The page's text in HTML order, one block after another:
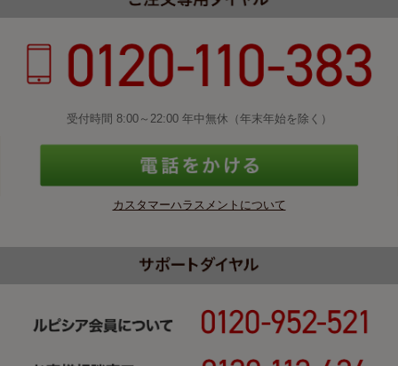
受付時間 8:00～22:00 年中無休（年末年始を除く）
カスタマーハラスメントについて